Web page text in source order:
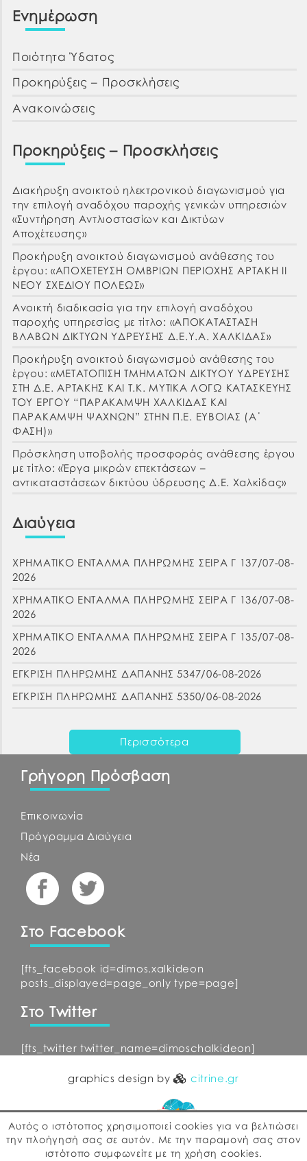
Ενημέρωση
Ποιότητα Ύδατος
Προκηρύξεις – Προσκλήσεις
Ανακοινώσεις
Προκηρύξεις – Προσκλήσεις
Διακήρυξη ανοικτού ηλεκτρονικού διαγωνισμού για
την επιλογή αναδόχου παροχής γενικών υπηρεσιών
«Συντήρηση Αντλιοστασίων και Δικτύων
Αποχέτευσης»
Προκήρυξη ανοικτού διαγωνισμού ανάθεσης του
έργου: «ΑΠΟΧΕΤΕΥΣΗ ΟΜΒΡΙΩΝ ΠΕΡΙΟΧΗΣ ΑΡΤΑΚΗ ΙΙ
ΝΕΟΥ ΣΧΕΔΙΟΥ ΠΟΛΕΩΣ»
Ανοικτή διαδικασία για την επιλογή αναδόχου
παροχής υπηρεσίας με τίτλο: «ΑΠΟΚΑΤΑΣΤΑΣΗ
ΒΛΑΒΩΝ ΔΙΚΤΥΩΝ ΥΔΡΕΥΣΗΣ Δ.Ε.Υ.Α. ΧΑΛΚΙΔΑΣ»
Προκήρυξη ανοικτού διαγωνισμού ανάθεσης του
έργου: «ΜΕΤΑΤΟΠΙΣΗ ΤΜΗΜΑΤΩΝ ΔΙΚΤΥΟΥ ΥΔΡΕΥΣΗΣ
ΣΤΗ Δ.Ε. ΑΡΤΑΚΗΣ ΚΑΙ Τ.Κ. ΜΥΤΙΚΑ ΛΟΓΩ ΚΑΤΑΣΚΕΥΗΣ
ΤΟΥ ΕΡΓΟΥ “ΠΑΡΑΚΑΜΨΗ ΧΑΛΚΙΔΑΣ ΚΑΙ
ΠΑΡΑΚΑΜΨΗ ΨΑΧΝΩΝ” ΣΤΗΝ Π.Ε. ΕΥΒΟΙΑΣ (Α΄
ΦΑΣΗ)»
Πρόσκληση υποβολής προσφοράς ανάθεσης έργου
με τίτλο: «Έργα μικρών επεκτάσεων –
αντικαταστάσεων δικτύου ύδρευσης Δ.Ε. Χαλκίδας»
Διαύγεια
ΧΡΗΜΑΤΙΚΟ ΕΝΤΑΛΜΑ ΠΛΗΡΩΜΗΣ ΣΕΙΡΑ Γ 137/07-08-
2026
ΧΡΗΜΑΤΙΚΟ ΕΝΤΑΛΜΑ ΠΛΗΡΩΜΗΣ ΣΕΙΡΑ Γ 136/07-08-
2026
ΧΡΗΜΑΤΙΚΟ ΕΝΤΑΛΜΑ ΠΛΗΡΩΜΗΣ ΣΕΙΡΑ Γ 135/07-08-
2026
ΕΓΚΡΙΣΗ ΠΛΗΡΩΜΗΣ ΔΑΠΑΝΗΣ 5347/06-08-2026
ΕΓΚΡΙΣΗ ΠΛΗΡΩΜΗΣ ΔΑΠΑΝΗΣ 5350/06-08-2026
Περισσότερα
Γρήγορη Πρόσβαση
Επικοινωνία
Πρόγραμμα Διαύγεια
Νέα
Στο Facebook
[fts_facebook id=dimos.xalkideon
posts_displayed=page_only type=page]
Στο Twitter
[fts_twitter twitter_name=dimoschalkideon]
graphics design by citrine.gr
Αυτός ο ιστότοπος χρησιμοποιεί cookies για να βελτιώσει
την πλοήγησή σας σε αυτόν. Με την παραμονή σας στον
ιστότοπο συμφωνείτε με τη χρήση cookies.